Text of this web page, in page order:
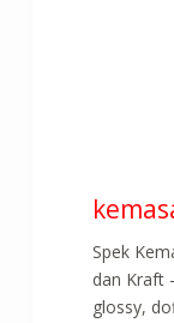
Spek
dan Kraft
glossy,